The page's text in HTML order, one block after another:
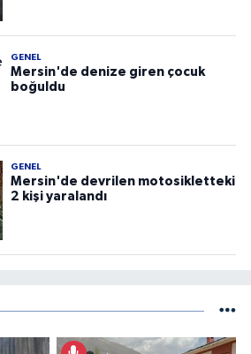
GENEL
Mersin'de denize giren çocuk
boğuldu
GENEL
Mersin'de devrilen motosikletteki
2 kişi yaralandı